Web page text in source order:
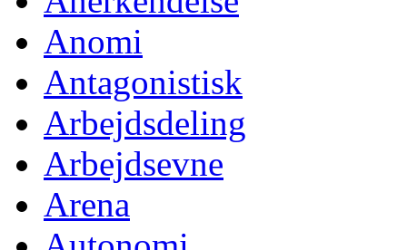
Anomi
Antagonistisk
Arbejdsdeling
Arbejdsevne
Arena